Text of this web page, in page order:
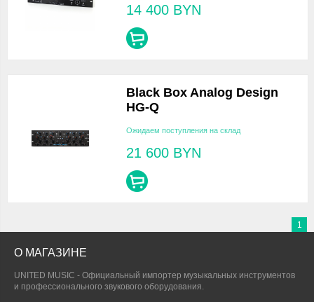
14 400 BYN
Black Box Analog Design
HG-Q
Ожидаем поступления на склад
21 600 BYN
1
О МАГАЗИНЕ
UNITED MUSIC - Официальный импортер музыкальных инструментов
и профессионального звукового оборудования.